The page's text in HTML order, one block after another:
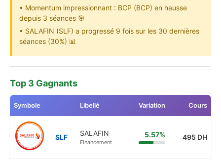
• Momentum impressionnant : BCP (BCP) en hausse
depuis 3 séances 🎯
• SALAFIN (SLF) a progressé 9 fois sur les 30 dernières
séances (30%) 📊
Top 3 Gagnants
Symbole Libellé Variation Cours
SLF SALAFIN
Financement
5.57% 495 DH